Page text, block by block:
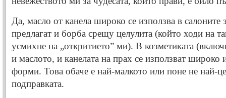
Да, масло от канела широко се използва в салоните
предлагат и борба срещу целулита (който ходи на
усмихне на „откритието” ми). В козметиката
и маслото, и канелата на прах се използват широко
форми. Това обаче е най-малкото или поне не най-
подправката.